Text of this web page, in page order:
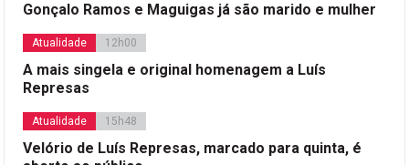
Gonçalo Ramos e Maguigas já são marido e mulher
Atualidade 12h00
A mais singela e original homenagem a Luís
Represas
Atualidade 15h48
Velório de Luís Represas, marcado para quinta, é